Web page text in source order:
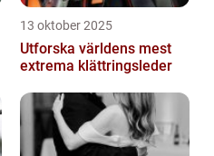
13 oktober 2025
Utforska världens mest
extrema klättringsleder